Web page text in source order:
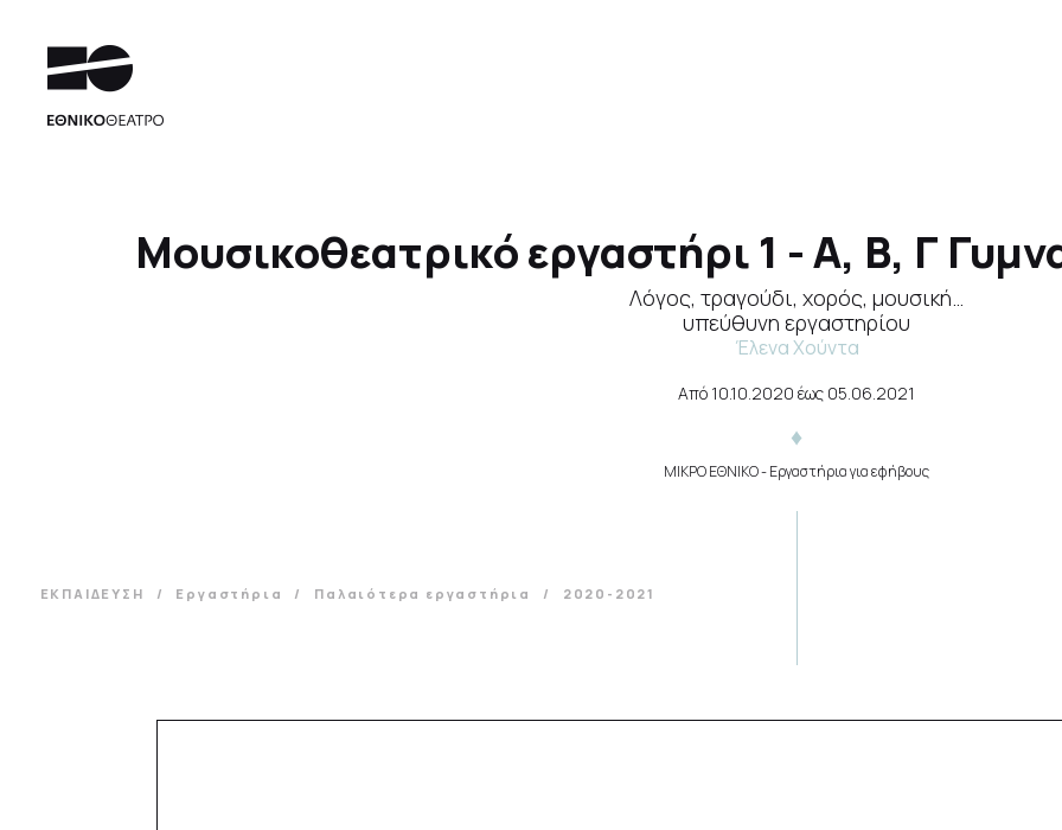
Μουσικοθεατρικό εργαστήρι 1 - Α, Β, Γ
Λόγος, τραγούδι, χορός, μουσική…
υπεύθυνη εργαστηρίου
Έλενα Χούντα
Από 10.10.2020 έως 05.06.2021
ΜΙΚΡΟ ΕΘΝΙΚΟ- Εργαστήρια για εφήβους
ΕΚΠΑΙΔΕΥΣΗ Εργαστήρια Παλαιότερα εργαστήρια 2020-2021